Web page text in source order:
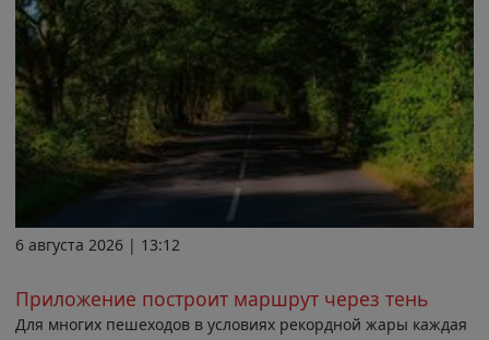
6 августа 2026 | 13:12
Приложение построит маршрут через тень
Для многих пешеходов в условиях рекордной жары каждая